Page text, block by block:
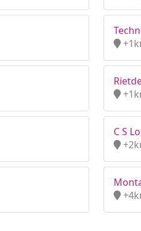
C S